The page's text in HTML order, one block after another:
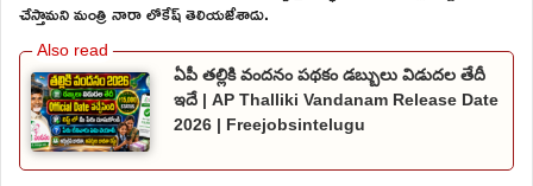
చేస్తామని మంత్రి నారా లోకేష్ తెలియజేశాడు.
ఏపీ తల్లికి వందనం పథకం డబ్బులు విడుదల తేదీ
ఇదే | AP Thalliki Vandanam Release Date
2026 | Freejobsintelugu